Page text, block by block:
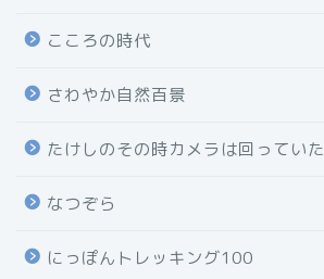
こころの時代
さわやか自然百景
たけしのその時カメラは回っていた
なつぞら
にっぽんトレッキング100